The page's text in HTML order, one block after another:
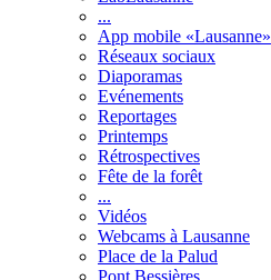
...
App mobile «Lausanne»
Réseaux sociaux
Diaporamas
Evénements
Reportages
Printemps
Rétrospectives
Fête de la forêt
...
Vidéos
Webcams à Lausanne
Place de la Palud
Pont Bessières